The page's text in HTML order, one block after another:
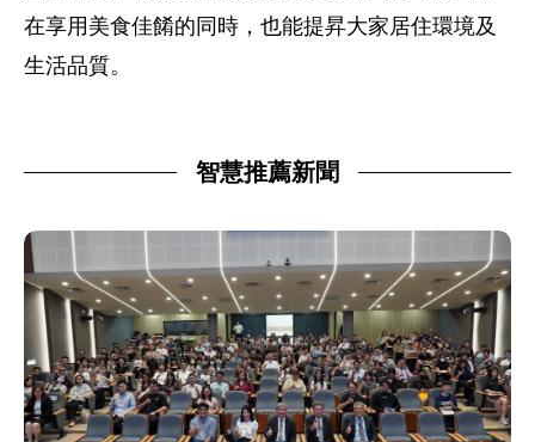
在享用美食佳餚的同時，也能提昇大家居住環境及
生活品質。
智慧推薦新聞